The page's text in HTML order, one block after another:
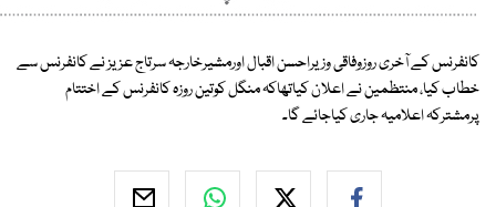
کانفرنس کے آخری روزوفاقی وزیراحسن اقبال اورمشیرخارجہ سرتاج عزیز نے کانفرنس سے
خطاب کیا، منتظمین نے اعلان کیاتھاکہ منگل کوتین روزہ کانفرنس کے اختتام
پرمشترکہ اعلامیہ جاری کیاجائے گا۔